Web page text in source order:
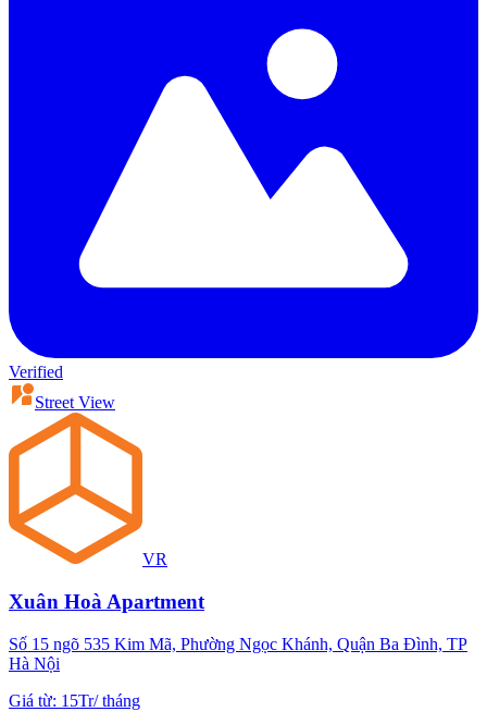
Verified
Street View
VR
Xuân Hoà Apartment
Số 15 ngõ 535 Kim Mã, Phường Ngọc Khánh, Quận Ba Đình, TP
Hà Nội
Giá từ: 15Tr/tháng